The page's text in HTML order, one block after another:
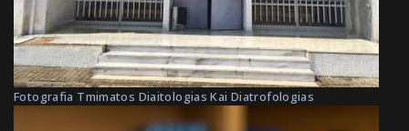
Fotografia Tmimatos Diaitologias Kai Diatrofologias